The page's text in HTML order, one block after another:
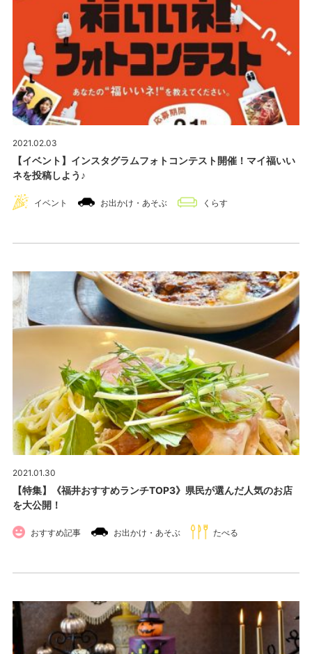
2021.02.03
【イベント】インスタグラムフォトコンテスト開催！マイ福いい
ネを投稿しよう♪
イベント お出かけ・あそぶ くらす
2021.01.30
【特集】《福井おすすめランチTOP3》県民が選んだ人気のお店
を大公開！
おすすめ記事 お出かけ・あそぶ たべる